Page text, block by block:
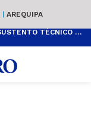
| AREQUIPA
AUMENTO DEL SUELDO MÍNIMO CARECE DE SUSTENTO TÉCNICO Y ES POPULISTA